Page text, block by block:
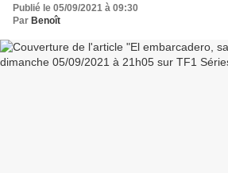
Publié le 05/09/2021 à 09:30
Par Benoît